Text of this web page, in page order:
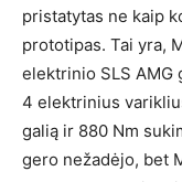
pristatytas ne kaip
prototipas. Tai yra,
elektrinio SLS AMG
4 elektrinius
galią ir 880 Nm
gero nežadėjo, bet